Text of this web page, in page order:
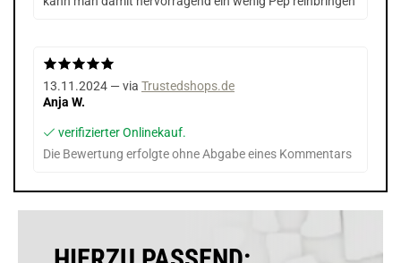
13.11.2024 — via Trustedshops.de
Anja W.
verifizierter Onlinekauf.
Die Bewertung erfolgte ohne Abgabe eines Kommentars